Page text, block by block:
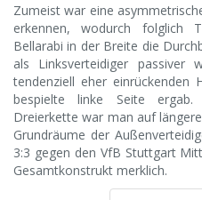
Zumeist war eine
erkennen, wodurch folglich
Bellarabi in der Breite die
als Linksverteidiger
tendenziell eher einrückenden
bespielte linke Seite
Dreierkette war man auf
Grundräume der
3:3 gegen den VfB Stuttgart
Gesamtkonstrukt merklich.